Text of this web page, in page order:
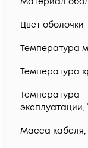
Цвет оболочки
Температура
Температура
Температура
эксплуатации,
Масса кабеля,